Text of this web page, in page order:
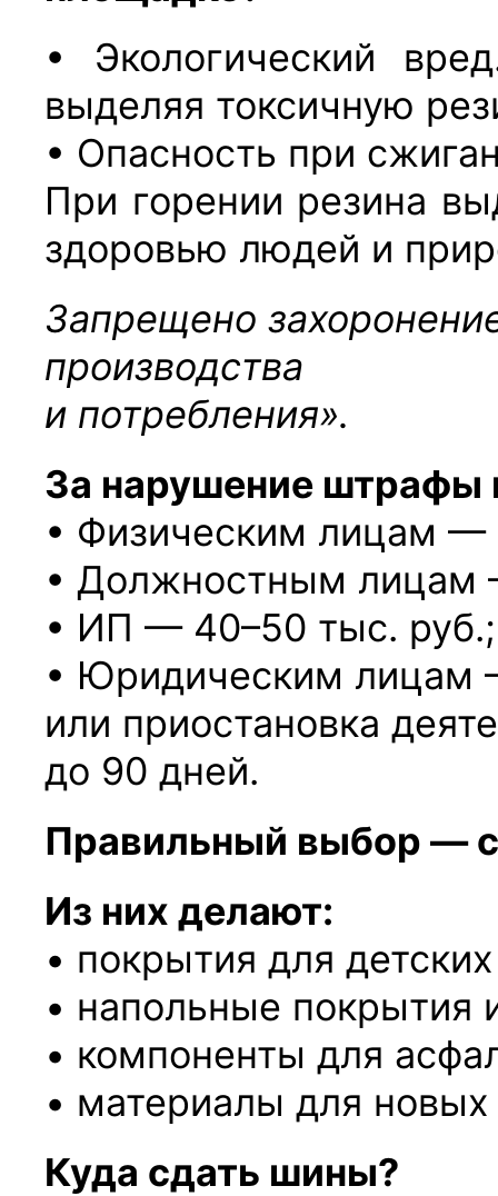
• Экологический
выделяя токсичную
• Опасность при
При горении резина
здоровью людей и
Запрещено
производства
и потребления».
За нарушение штрафы
• Физическим лицам —
• Должностным лицам
• ИП — 40–50 тыс. руб.;
• Юридическим лицам
или приостановка
до 90 дней.
Правильный выбор —
Из них делают:
• покрытия для
• напольные покрытия
• компоненты для
• материалы для
Куда сдать шины?